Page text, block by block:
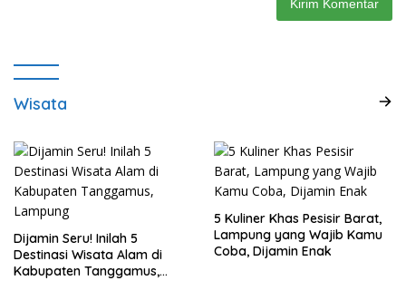
Wisata
Dijamin Seru! Inilah 5
Destinasi Wisata Alam di
Kabupaten Tanggamus,
5 Kuliner Khas Pesisir Barat,
Lampung yang Wajib Kamu
Coba, Dijamin Enak